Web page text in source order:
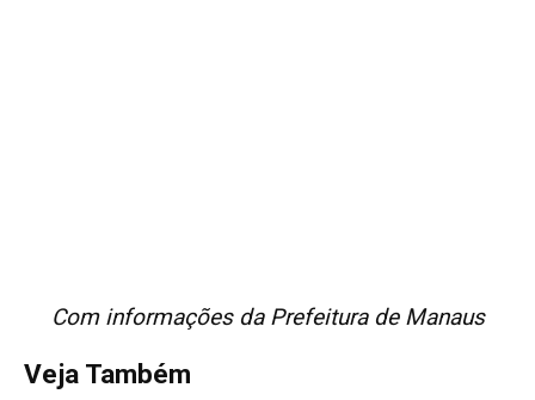
Com informações da Prefeitura de Manaus
Veja Também